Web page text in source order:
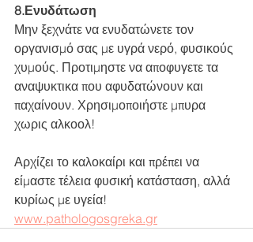
8.Ενυδάτωση
Μην ξεχνάτε να ενυδατώνετε τον
οργανισμό σας με υγρά νερό, φυσικούς
χυμούς. Προτιμηστε να αποφυγετε τα
αναψυκτικα που αφυδατώνουν και
παχαίνουν. Χρησιμοποιήστε μπυρα
χωρις αλκοολ!
Αρχίζει το καλοκαίρι και πρέπει να
είμαστε τέλεια φυσική κατάσταση, αλλά
κυρίως με υγεία!
www.pathologosgreka.gr